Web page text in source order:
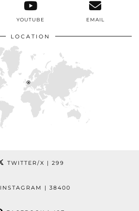
YOUTUBE EMAIL
LOCATION
TWITTER/X | 299
INSTAGRAM | 38400